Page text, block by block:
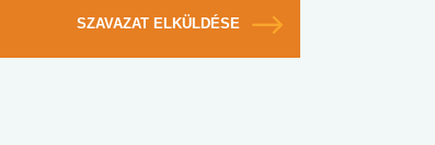
SZAVAZAT ELKÜLDÉSE